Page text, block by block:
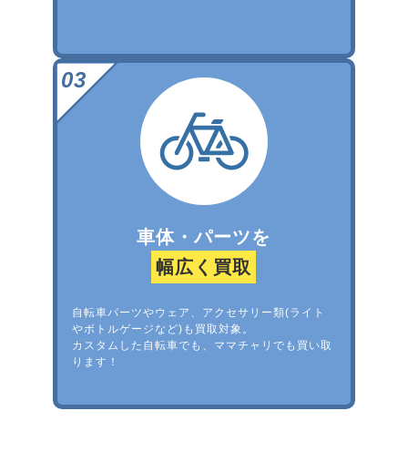
車体・パーツを
幅広く買取
自転車パーツやウェア、アクセサリー類(ライト
やボトルゲージなど)も買取対象。
カスタムした自転車でも、ママチャリでも買い取
ります！